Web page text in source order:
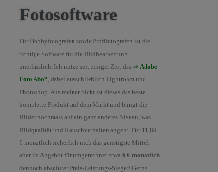
Fotosoftware
Für Hobbyfotografen sowie Profifotografen ist die
richtige Software für die Bildbearbeitung
unerlässlich. Ich nutze seit einiger Zeit das ⇒ Adobe
Foto Abo* , dabei ausschließlich Lightroom und
Photoshop. Aus meiner Sicht ist dieses das beste
komplette Produkt auf dem Markt und bringt die
Bilder nochmals auf ein ganz anderes Niveau, was
Bildqualität und Rauschverhalten angeht. Für 11,89
€ monatlich sicherlich nich das günstigste Mittel,
aber im Angebot für umgerechnet etwa 6 € monatlich
dennoch absoluter Preis-Leistungs-Sieger! Gerne